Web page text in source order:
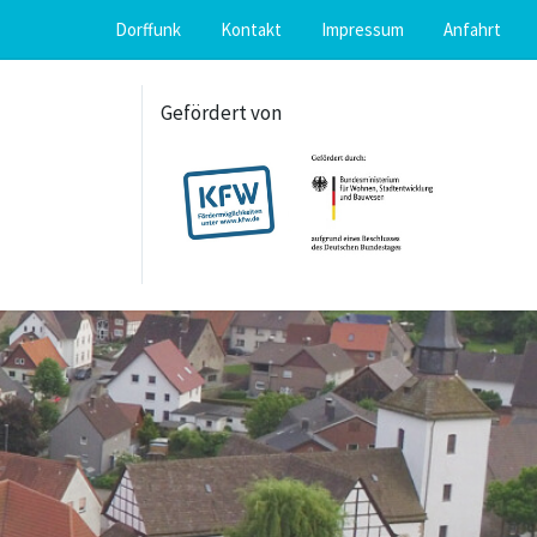
Dorffunk Kontakt Impressum Anfahrt
Gefördert von